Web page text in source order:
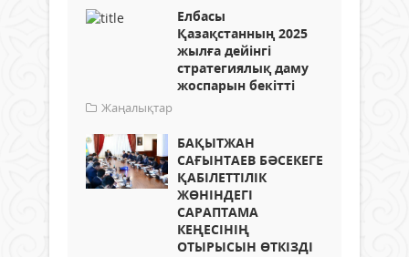
Елбасы
Қазақстанның 2025
жылға дейінгі
стратегиялық даму
жоспарын бекітті
Жаңалықтар
БАҚЫТЖАН
САҒЫНТАЕВ БӘСЕКЕГЕ
ҚАБІЛЕТТІЛІК
ЖӨНІНДЕГІ
САРАПТАМА
КЕҢЕСІНІҢ
ОТЫРЫСЫН ӨТКІЗДІ